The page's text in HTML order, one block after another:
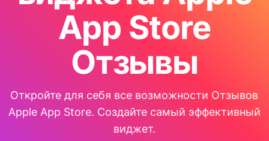
App Store
Отзывы
Откройте для себя все возможности Отзывов
Apple App Store. Создайте самый эффективный
виджет.